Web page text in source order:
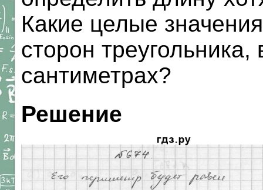
Какие целые
сторон
сантиметрах?
Решение